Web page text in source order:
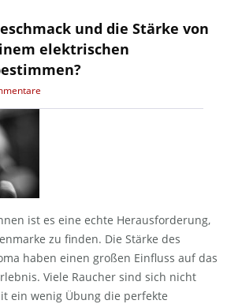
und die Stärke von
elektrischen
ist es eine echte Herausforderung,
zu finden. Die Stärke des
haben einen großen Einfluss auf das
Viele Raucher sind sich nicht
ein wenig Übung die perfekte